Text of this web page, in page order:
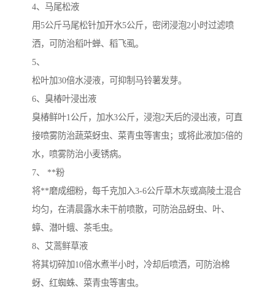
4、马尾松液
用5公斤马尾松针加开水5公斤，密闭浸泡2小时过滤喷
洒，可防治稻叶蝉、稻飞虱。
5、
松叶加30倍水浸液，可抑制马铃薯发芽。
6、臭椿叶浸出液
臭椿鲜叶1公斤，加水3公斤，浸泡2天后的浸出液，可直
接喷雾防治蔬菜蚜虫、菜青虫等害虫；或将此液加5倍的
水，喷雾防治小麦锈病。
7、 **粉
将**磨成细粉，每千克加入3-6公斤草木灰或高陵土混合
均匀，在清晨露水未干前喷散，可防治品蚜虫、叶、
蟑、潜叶蛾、茶毛虫。
8、艾蒿鲜草液
将其切碎加10倍水煮半小时，冷却后喷洒，可防治棉
蚜、红蜘蛛、菜青虫等害虫。